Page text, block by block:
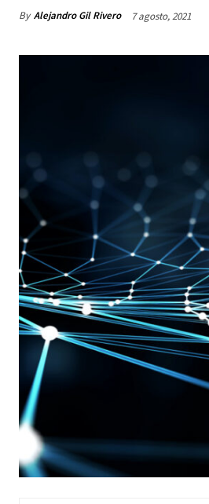
By Alejandro Gil Rivero 7 agosto, 2021